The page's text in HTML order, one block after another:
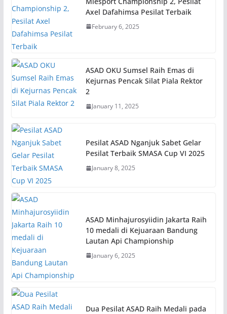
Axel Dafahimsa Pesilat Terbaik
February 6, 2025
ASAD OKU Sumsel Raih Emas di
Kejurnas Pencak Silat Piala Rektor
2
January 11, 2025
Pesilat ASAD Nganjuk Sabet Gelar
Pesilat Terbaik SMASA Cup VI 2025
January 8, 2025
ASAD Minhajurosyiidin Jakarta Raih
10 medali di Kejuaraan Bandung
Lautan Api Championship
January 6, 2025
Dua Pesilat ASAD Raih Medali pada